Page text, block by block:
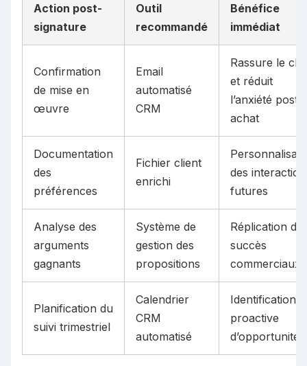
Action post-
signature
Outil
recommandé
Bénéfice
immédiat
Confirmation
de mise en
œuvre
Email
automatisé
CRM
Rassure le
et réduit
l’anxiété post-
achat
Documentation
des
préférences
Fichier client
enrichi
des
futures
Analyse des
arguments
gagnants
Système de
gestion des
propositions
Réplication
succès
commerciaux
Planification du
suivi trimestriel
Calendrier
CRM
automatisé
Identification
proactive
d’opportunités